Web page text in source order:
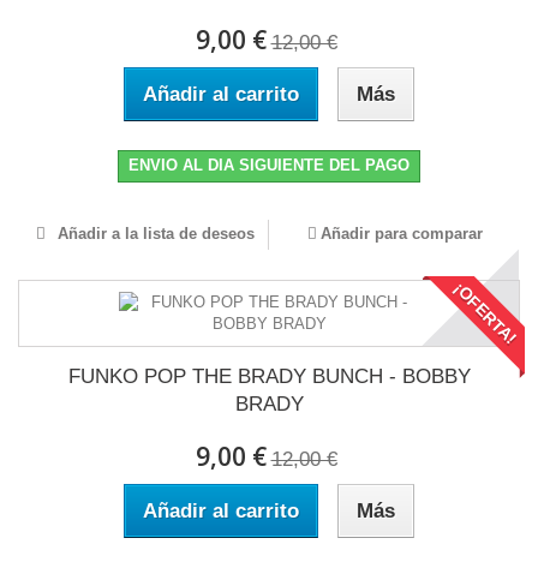
9,00 € 12,00 €
Añadir al carrito Más
ENVIO AL DIA SIGUIENTE DEL PAGO
Añadir a la lista de deseos Añadir para comparar
¡OFERTA!
FUNKO POP THE BRADY BUNCH - BOBBY
BRADY
9,00 € 12,00 €
Añadir al carrito Más